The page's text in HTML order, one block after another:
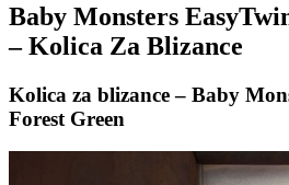
Baby Monsters
– Kolica Za Blizance
Kolica za blizance – Baby
Forest Green